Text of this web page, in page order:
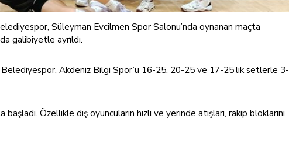
Süleyman Evcilmen Spor Salonu’nda oynanan maçta
galibiyetle ayrıldı.
Akdeniz Bilgi Spor’u 16-25, 20-25 ve 17-25’lik setlerle 3-
Özellikle dış oyuncuların hızlı ve yerinde atışları, rakip bloklarını